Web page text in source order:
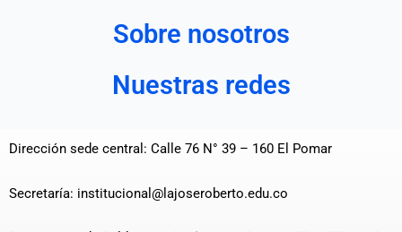
Sobre nosotros
Nuestras redes
Dirección sede central: Calle 76 N° 39 – 160 El Pomar
Secretaría: institucional@lajoseroberto.edu.co